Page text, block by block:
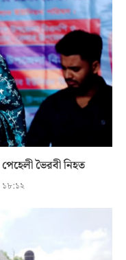
ভৈরবী নিহত